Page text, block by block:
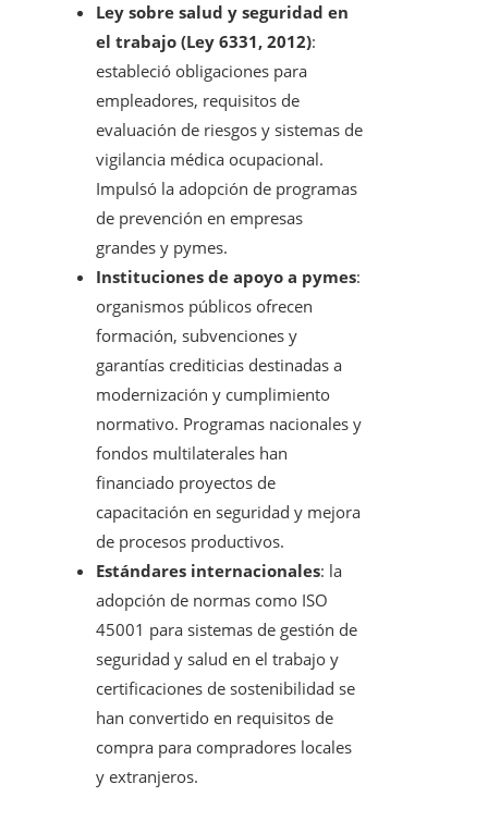
Ley sobre salud y seguridad en
el trabajo (Ley 6331, 2012):
estableció obligaciones para
empleadores, requisitos de
evaluación de riesgos y sistemas de
vigilancia médica ocupacional.
Impulsó la adopción de programas
de prevención en empresas
grandes y pymes.
Instituciones de apoyo a pymes:
organismos públicos ofrecen
formación, subvenciones y
garantías crediticias destinadas a
modernización y cumplimiento
normativo. Programas nacionales y
fondos multilaterales han
financiado proyectos de
capacitación en seguridad y mejora
de procesos productivos.
Estándares internacionales: la
adopción de normas como ISO
45001 para sistemas de gestión de
seguridad y salud en el trabajo y
certificaciones de sostenibilidad se
han convertido en requisitos de
compra para compradores locales
y extranjeros.